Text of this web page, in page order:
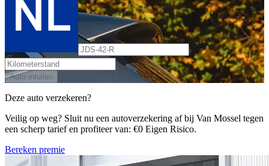
Auto inruilen
Deze auto verzekeren?
Veilig op weg? Sluit nu een autoverzekering af bij Van Mossel tegen
een scherp tarief en profiteer van: €0 Eigen Risico.
Bereken premie